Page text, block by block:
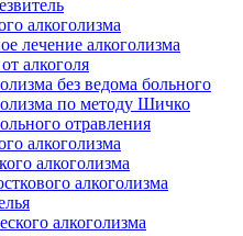
алкоголизма
лечение алкоголизма
алкоголя
без ведома больного
по методу Шичко
отравления
алкоголизма
алкоголизма
алкоголизма
алкоголизма